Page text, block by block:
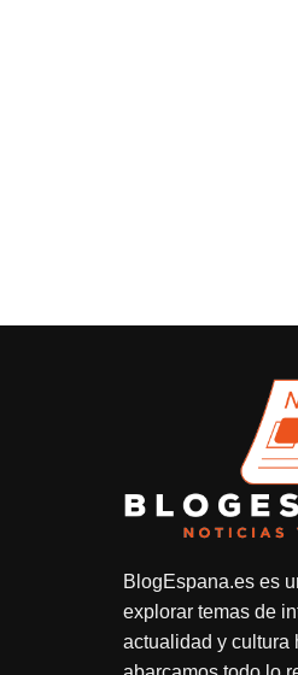
BlogEspana.es es
explorar temas de
actualidad y cultura